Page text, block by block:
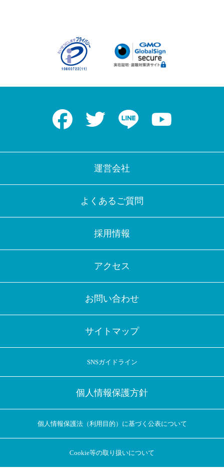
Facebook Twitter LINE
運営会社
よくあるご質問
採用情報
アクセス
お問い合わせ
サイトマップ
SNSガイドライン
個人情報保護方針
個人情報保護法（利用目的）に基づく公表について
Cookie等の取り扱いについて